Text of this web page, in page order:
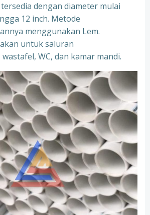
dengan diameter mulai
12 inch. Metode
menggunakan Lem.
untuk saluran
WC, dan kamar mandi.